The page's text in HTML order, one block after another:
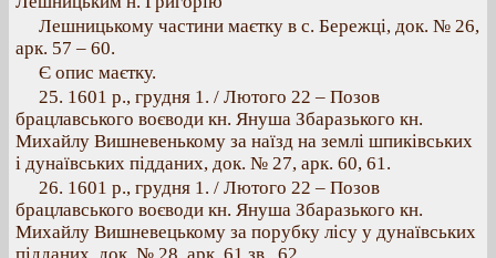
Лешницькому частини маєтку в с. Бережці, док. № 26,
арк. 57 – 60.
Є опис маєтку.
25. 1601 p., грудня 1. / Лютого 22 – Позов
брацлавського воєводи кн. Януша Збаразького кн.
Михайлу Вишневенькому за наїзд на землі шпиківських
і дунаївських підданих, док. № 27, арк. 60, 61.
26. 1601 p., грудня 1. / Лютого 22 – Позов
брацлавського воєводи кн. Януша Збаразького кн.
Михайлу Вишневецькому за порубку лісу у дунаївських